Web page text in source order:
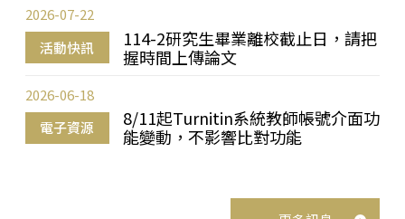
活動快訊
114-2研究生畢業離校截止日，請把
握時間上傳論文
2026-07-22
電子資源
8/11起Turnitin系統教師帳號介面功
能變動，不影響比對功能
2026-06-18